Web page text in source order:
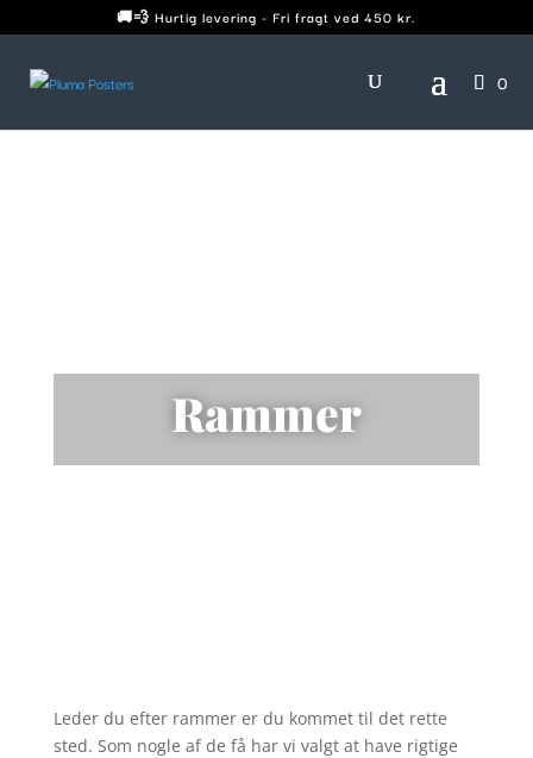
🚚💨 Hurtig levering - Fri fragt ved 450 kr.
0
Rammer
Leder du efter rammer er du kommet til det rette
sted. Som nogle af de få har vi valgt at have rigtige